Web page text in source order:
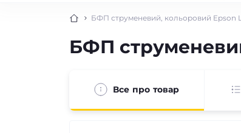
БФП струменевий, кольоровий Epson
БФП
Все про товар